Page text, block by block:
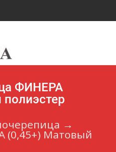
ФИНЕРА
→
(0,45+) Матовый